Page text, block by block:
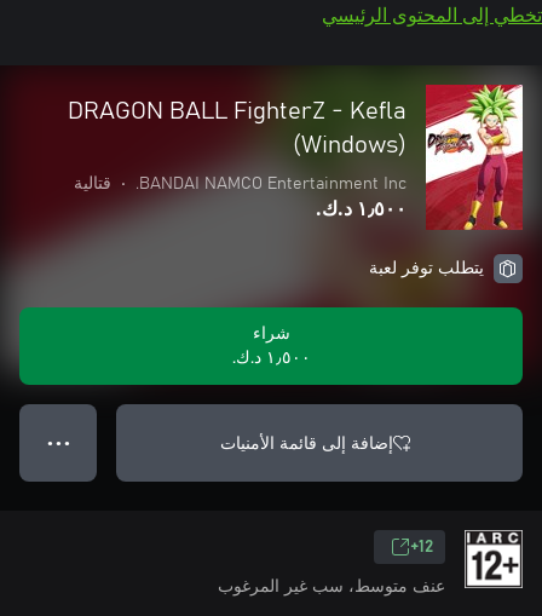
تخطي إلى المحتوى الرئيسي
DRAGON BALL FighterZ - Kefla
(Windows)
BANDAI NAMCO Entertainment Inc.
• قتالية
١٫٥٠٠ د.ك.‏
يتطلب توفر لعبة
شراء
١٫٥٠٠ د.ك.‏
إضافة إلى قائمة الأمنيات ● ● ●
12+
عنف متوسط، سب غير المرغوب